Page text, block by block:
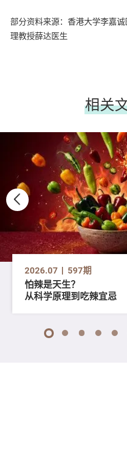
部分资料来源：香港大学李嘉
理教授薛达医生
相关
2026.07 597期
怕辣是天生？
从科学原理到吃辣宜忌
1 2 3 4 5